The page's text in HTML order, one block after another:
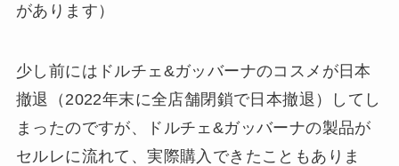
があります）
少し前にはドルチェ&ガッバーナのコスメが日本
撤退（2022年末に全店舗閉鎖で日本撤退）してし
まったのですが、ドルチェ&ガッバーナの製品が
セルレに流れて、実際購入できたこともありま